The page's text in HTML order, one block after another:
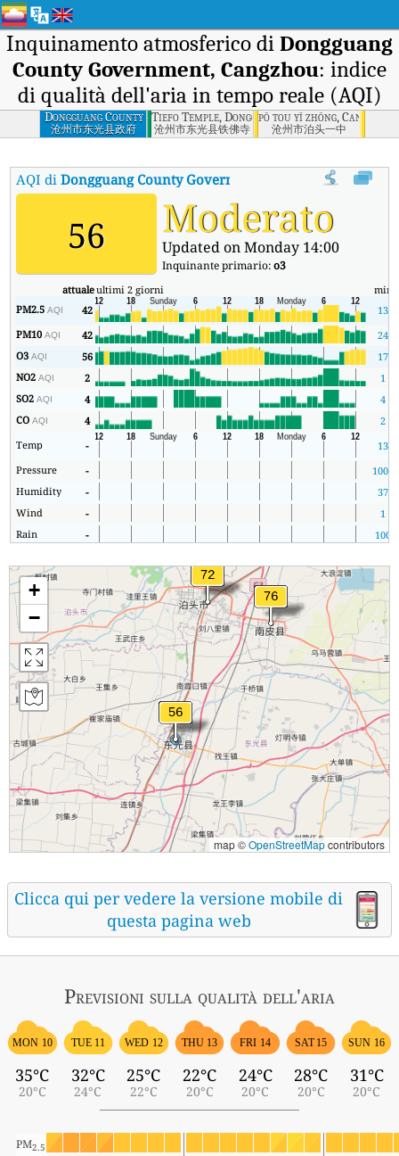
Inquinamento atmosferico di Dongguang
County Government, Cangzhou: indice
di qualità dell'aria in tempo reale (AQI)
Dongguang County
Government,
Cangzhou
沧州市东光县政府
Tiefo Temple, Dongguang County, Cangzhou
沧州市东光县铁佛寺
pō tou yī zhōng, Cangzhou
沧州市泊头一中
AQI diDongguang County Government, Cangzhou Indice di
56 Moderato
Updated on Monday 14:00
Inquinante primario:o3
attualeultimi 2 giorni min
PM2.5AQI 42
13
PM10AQI 42
24
O3AQI 56
17
NO2AQI 2
1
SO2AQI 4
4
COAQI 4
2
Temp
-
13
Pressure
- 1009
Humidity
-
37
Wind
-
1
Rain
- 100
+
−
map ©OpenStreetMapcontributors
Clicca qui per vedere la versione mobile di
questa pagina web
Previsioni sulla qualità dell'aria
MON 10
35°C
20°C
TUE 11
32°C
24°C
WED 12
25°C
22°C
THU 13
22°C
20°C
FRI 14
24°C
20°C
SAT 15
28°C
20°C
SUN 16
31°C
20°C
PM2.5